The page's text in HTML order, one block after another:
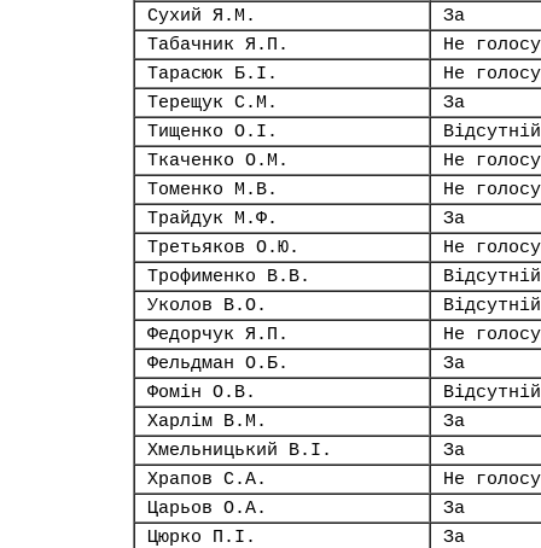
Сухий Я.М.
За
Табачник Я.П.
Не
Тарасюк Б.І.
Не
Терещук С.М.
За
Тищенко О.І.
Відсутній
Ткаченко О.М.
Не
Томенко М.В.
Не
Трайдук М.Ф.
За
Третьяков О.Ю.
Не
Трофименко В.В.
Відсутній
Уколов В.О.
Відсутній
Федорчук Я.П.
Не
Фельдман О.Б.
За
Фомін О.В.
Відсутній
Харлім В.М.
За
Хмельницький В.І.
За
Храпов С.А.
Не
Царьов О.А.
За
Цюрко П.І.
За